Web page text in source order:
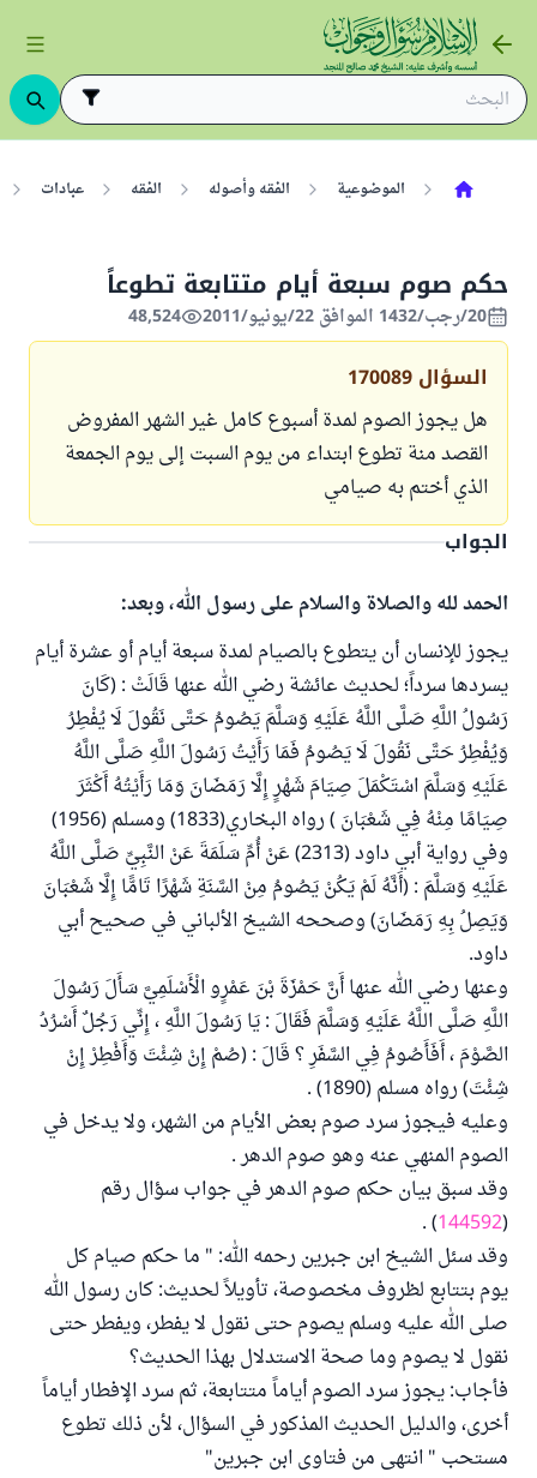
الموضوعية الفقه وأصوله الفقه عبادات
حكم صوم سبعة أيام متتابعة تطوعاً
20/رجب/1432 الموافق 22/يونيو/2011 48,524
السؤال 170089
هل يجوز الصوم لمدة أسبوع كامل غير الشهر المفروض
القصد منة تطوع ابتداء من يوم السبت إلى يوم الجمعة
الذي أختم به صيامي
الجواب
الحمد لله والصلاة والسلام على رسول الله، وبعد:
يجوز للإنسان أن يتطوع بالصيام لمدة سبعة أيام أو عشرة أيام
يسردها سرداً؛ لحديث عائشة رضي الله عنها قَالَتْ : (كَانَ
رَسُولُ اللَّهِ صَلَّى اللَّهُ عَلَيْهِ وَسَلَّمَ يَصُومُ حَتَّى نَقُولَ لَا يُفْطِرُ
وَيُفْطِرُ حَتَّى نَقُولَ لَا يَصُومُ فَمَا رَأَيْتُ رَسُولَ اللَّهِ صَلَّى اللَّهُ
عَلَيْهِ وَسَلَّمَ اسْتَكْمَلَ صِيَامَ شَهْرٍ إِلَّا رَمَضَانَ وَمَا رَأَيْتُهُ أَكْثَرَ
صِيَامًا مِنْهُ فِي شَعْبَانَ ) رواه البخاري(1833) ومسلم (1956)
وفي رواية أبي داود (2313) عَنْ أُمِّ سَلَمَةَ عَنْ النَّبِيِّ صَلَّى اللَّهُ
عَلَيْهِ وَسَلَّمَ : (أَنَّهُ لَمْ يَكُنْ يَصُومُ مِنْ السَّنَةِ شَهْرًا تَامًّا إِلَّا شَعْبَانَ
وَيَصِلُ بِهِ رَمَضَانَ) وصححه الشيخ الألباني في صحيح أبي
داود.
وعنها رضي الله عنها أَنَّ حَمْزَةَ بْنَ عَمْرٍو الْأَسْلَمِيَّ سَأَلَ رَسُولَ
اللَّهِ صَلَّى اللَّهُ عَلَيْهِ وَسَلَّمَ فَقَالَ : يَا رَسُولَ اللَّهِ ، إِنِّي رَجُلٌ أَسْرُدُ
الصَّوْمَ ، أَفَأَصُومُ فِي السَّفَرِ ؟ قَالَ : (صُمْ إِنْ شِئْتَ وَأَفْطِرْ إِنْ
شِئْتَ) رواه مسلم (1890) .
وعليه فيجوز سرد صوم بعض الأيام من الشهر، ولا يدخل في
الصوم المنهي عنه وهو صوم الدهر .
وقد سبق بيان حكم صوم الدهر في جواب سؤال رقم
(
144592
) .
وقد سئل الشيخ ابن جبرين رحمه الله: " ما حكم صيام كل
يوم بتتابع لظروف مخصوصة، تأويلاً لحديث: كان رسول الله
صلى الله عليه وسلم يصوم حتى نقول لا يفطر، ويفطر حتى
نقول لا يصوم وما صحة الاستدلال بهذا الحديث؟
فأجاب: يجوز سرد الصوم أياماً متتابعة، ثم سرد الإفطار أياماً
أخرى، والدليل الحديث المذكور في السؤال، لأن ذلك تطوع
مستحب " انتهى من فتاوى ابن جبرين"